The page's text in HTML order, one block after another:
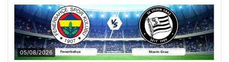
05/08/2026